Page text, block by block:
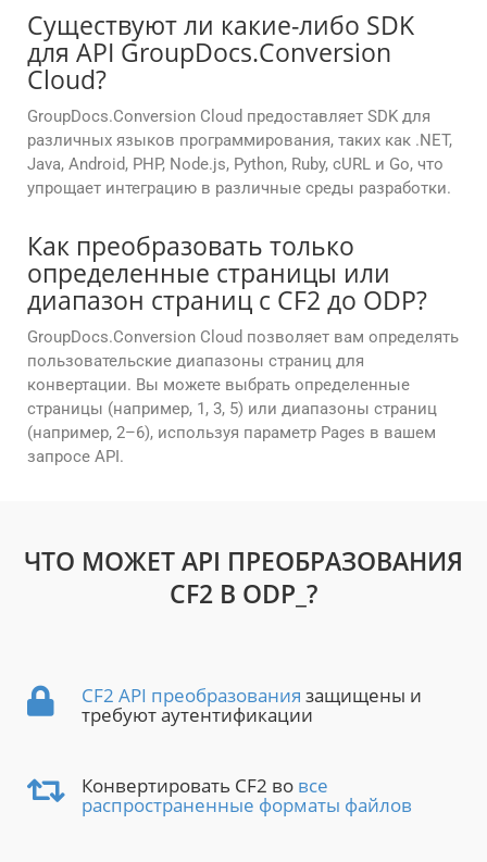
Существуют ли какие-либо SDK
для API GroupDocs.Conversion
Cloud?
GroupDocs.Conversion Cloud предоставляет SDK для
различных языков программирования, таких как .NET,
Java, Android, PHP, Node.js, Python, Ruby, cURL и Go, что
упрощает интеграцию в различные среды разработки.
Как преобразовать только
определенные страницы или
диапазон страниц с CF2 до ODP?
GroupDocs.Conversion Cloud позволяет вам определять
пользовательские диапазоны страниц для
конвертации. Вы можете выбрать определенные
страницы (например, 1, 3, 5) или диапазоны страниц
(например, 2–6), используя параметр Pages в вашем
запросе API.
ЧТО МОЖЕТ API ПРЕОБРАЗОВАНИЯ
CF2 В ODP_?
CF2 API преобразования защищены и
требуют аутентификации
Конвертировать CF2 во все
распространенные форматы файлов